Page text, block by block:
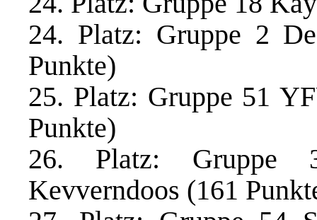
24. Platz: Gruppe 2
Punkte)
25. Platz: Gruppe 51
Punkte)
26. Platz: Gruppe
Kevverndoos (161